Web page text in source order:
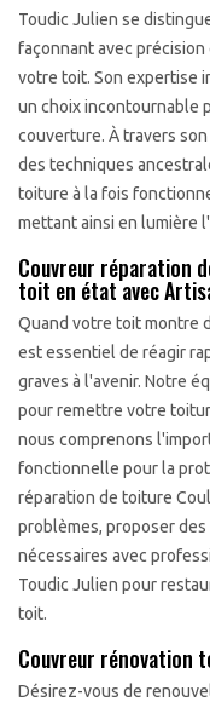
Toudic Julien se
façonnant avec
votre toit. Son expertise
un choix incontournable
couverture. À travers
des techniques
toiture à la fois
mettant ainsi en lumière
Couvreur réparation
toit en état avec
Quand votre toit montre
est essentiel de réagir
graves à l'avenir. Notre
pour remettre votre
nous comprenons
fonctionnelle pour la
réparation de toiture
problèmes, proposer
nécessaires avec
Toudic Julien pour
toit.
Couvreur rénovation
Désirez-vous de